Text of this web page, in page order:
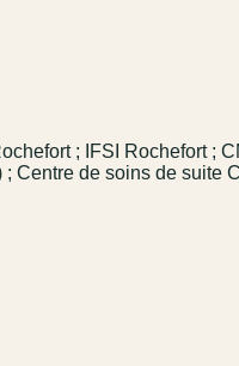
; IFSI Rochefort ;
Centre de soins de suite